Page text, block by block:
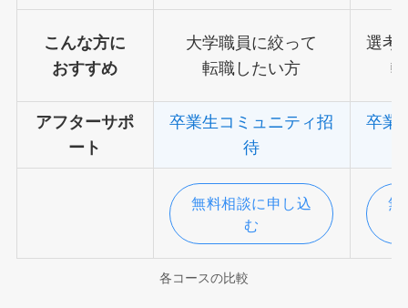
こんな方に
おすすめ
大学職員に絞って
転職したい方
選考
アフターサポ
ート
卒業生コミュニティ招
待
卒業
無料相談に申し込
む
無
各コースの比較